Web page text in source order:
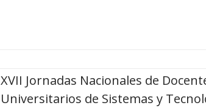
XVII Jornadas Nacionales de
Universitarios de Sistemas y